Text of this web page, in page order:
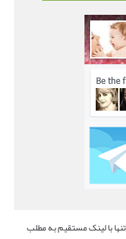
با لینک مستقیم به مطلب